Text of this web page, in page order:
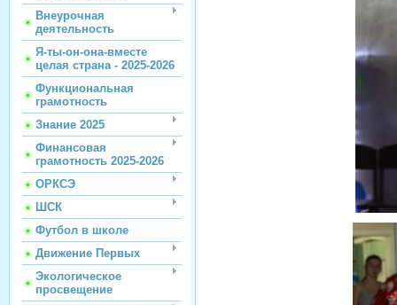
Внеурочная
деятельность
Я-ты-он-она-вместе
целая страна - 2025-2026
Функциональная
грамотность
Знание 2025
Финансовая
грамотность 2025-2026
ОРКСЭ
ШСК
Футбол в школе
Движение Первых
Экологическое
просвещение